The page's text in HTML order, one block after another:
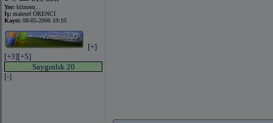
Yer: bilmem...
İş: malesef ÖRENCİ
Kayıt: 08-05-2006 19:10
[+]
[+3][+5]
Saygınlık 20
[-]